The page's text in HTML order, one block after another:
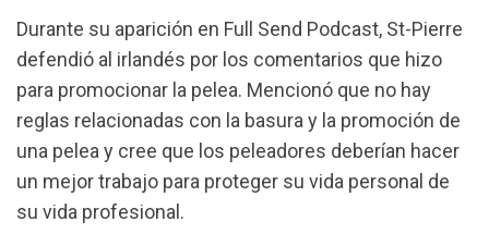
k
p
m
Durante su aparición en Full Send Podcast, St-Pierre
defendió al irlandés por los comentarios que hizo
para promocionar la pelea. Mencionó que no hay
reglas relacionadas con la basura y la promoción de
una pelea y cree que los peleadores deberían hacer
un mejor trabajo para proteger su vida personal de
su vida profesional.